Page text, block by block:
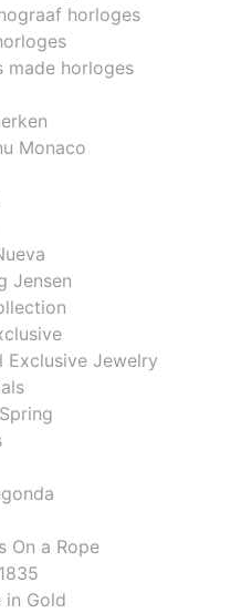
horloges
made horloges
Monaco
Jensen
Exclusive Jewelry
On a Rope
in Gold